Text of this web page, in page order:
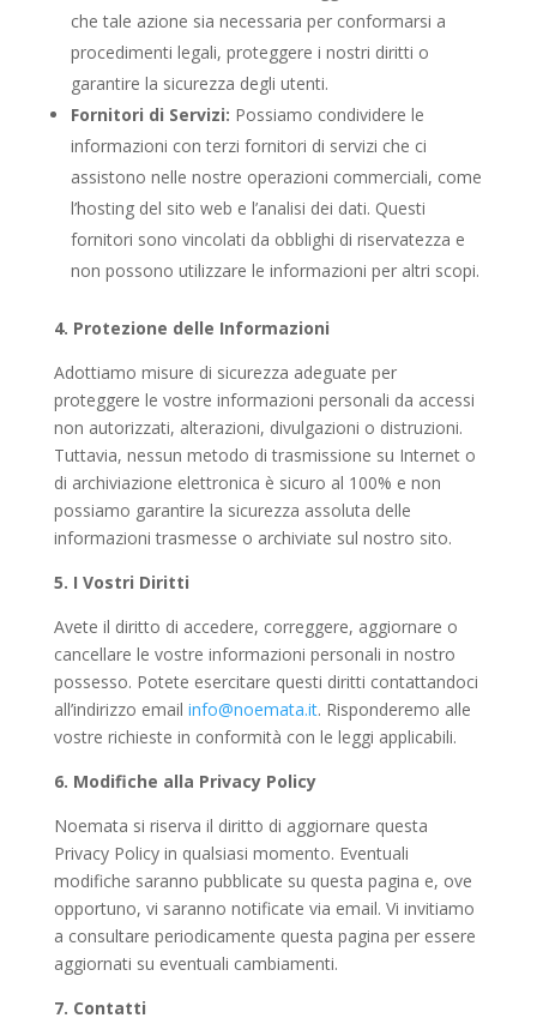
che tale azione sia necessaria per conformarsi a
procedimenti legali, proteggere i nostri diritti o
garantire la sicurezza degli utenti.
Fornitori di Servizi: Possiamo condividere le
informazioni con terzi fornitori di servizi che ci
assistono nelle nostre operazioni commerciali, come
l’hosting del sito web e l’analisi dei dati. Questi
fornitori sono vincolati da obblighi di riservatezza e
non possono utilizzare le informazioni per altri scopi.
4. Protezione delle Informazioni
Adottiamo misure di sicurezza adeguate per
proteggere le vostre informazioni personali da accessi
non autorizzati, alterazioni, divulgazioni o distruzioni.
Tuttavia, nessun metodo di trasmissione su Internet o
di archiviazione elettronica è sicuro al 100% e non
possiamo garantire la sicurezza assoluta delle
informazioni trasmesse o archiviate sul nostro sito.
5. I Vostri Diritti
Avete il diritto di accedere, correggere, aggiornare o
cancellare le vostre informazioni personali in nostro
possesso. Potete esercitare questi diritti contattandoci
all’indirizzo email info@noemata.it. Risponderemo alle
vostre richieste in conformità con le leggi applicabili.
6. Modifiche alla Privacy Policy
Noemata si riserva il diritto di aggiornare questa
Privacy Policy in qualsiasi momento. Eventuali
modifiche saranno pubblicate su questa pagina e, ove
opportuno, vi saranno notificate via email. Vi invitiamo
a consultare periodicamente questa pagina per essere
aggiornati su eventuali cambiamenti.
7. Contatti